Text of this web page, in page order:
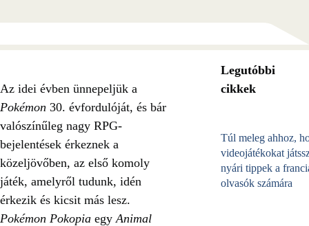
Az idei évben ünnepeljük a
Pokémon 30. évfordulóját, és bár
valószínűleg nagy RPG-
bejelentések érkeznek a
közeljövőben, az első komoly
játék, amelyről tudunk, idén
érkezik és kicsit más lesz.
Pokémon Pokopia egy Animal
Legutóbbi
cikkek
Túl meleg ahhoz,
videojátékokat
nyári tippek a
olvasók számára